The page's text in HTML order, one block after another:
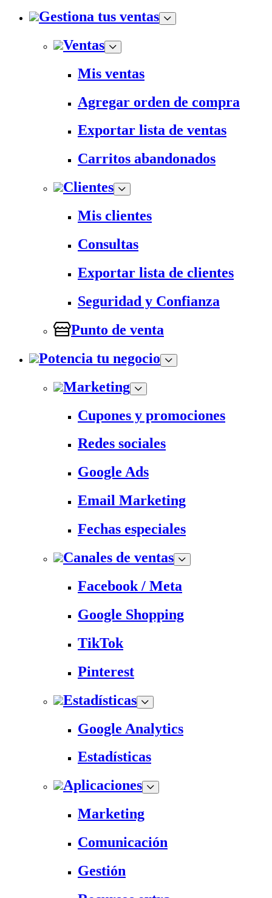
Gestiona tus ventas
Ventas
Mis ventas
Agregar orden de compra
Exportar lista de ventas
Carritos abandonados
Clientes
Mis clientes
Consultas
Exportar lista de clientes
Seguridad y Confianza
Punto de venta
Potencia tu negocio
Marketing
Cupones y promociones
Redes sociales
Google Ads
Email Marketing
Fechas especiales
Canales de ventas
Facebook / Meta
Google Shopping
TikTok
Pinterest
Estadísticas
Google Analytics
Estadísticas
Aplicaciones
Marketing
Comunicación
Gestión